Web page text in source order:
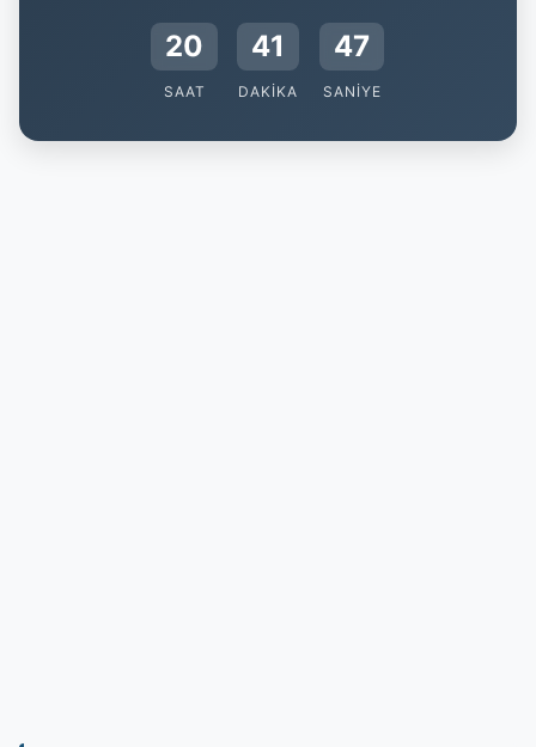
20
SAAT
41
DAKIKA
46
SANIYE